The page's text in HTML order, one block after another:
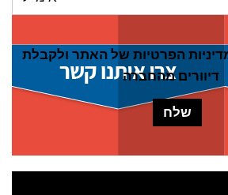
הפרטיות של האתר ולקבלת
דיוורים מהחברה